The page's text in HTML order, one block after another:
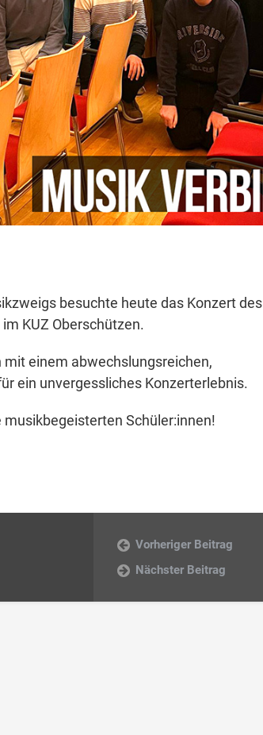
besuchte heute das Konzert des
KUZ Oberschützen.
einem abwechslungsreichen,
ein unvergessliches Konzerterlebnis.
Schüler:innen!
Vorheriger Beitrag
Nächster Beitrag